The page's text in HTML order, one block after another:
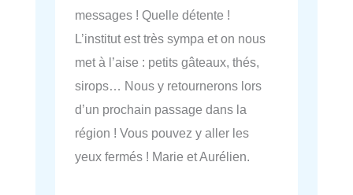
messages ! Quelle détente !
L’institut est très sympa et on nous
met à l’aise : petits gâteaux, thés,
sirops… Nous y retournerons lors
d’un prochain passage dans la
région ! Vous pouvez y aller les
yeux fermés ! Marie et Aurélien.